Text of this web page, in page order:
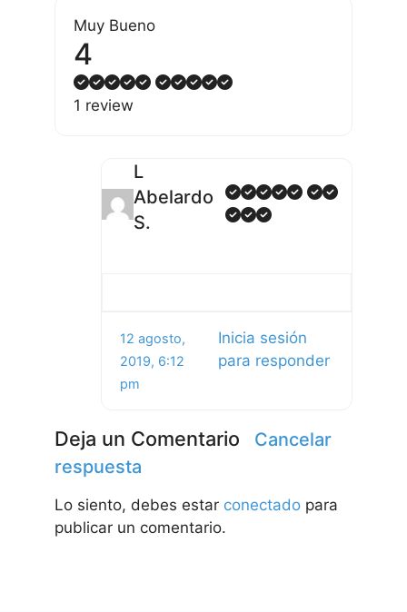
Muy Bueno
4
1 review
L
Abelardo
S.
12 agosto,
2019, 6:12
pm
Inicia sesión
para responder
Deja un Comentario
Cancelar
respuesta
Lo siento, debes estar conectado para
publicar un comentario.